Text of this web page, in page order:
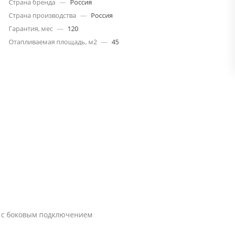
Страна бренда — Россия
Страна производства — Россия
Гарантия, мес — 120
Отапливаемая площадь, м2 — 45
боковым подключением